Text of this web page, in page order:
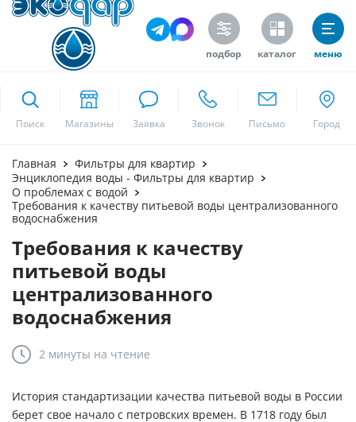
подбор каталог меню
Поиск
Москва
Главная
Фильтры для квартир
Энциклопедия воды - Фильтры для квартир
О проблемах с водой
Требования к качеству питьевой воды централизованного
водоснабжения
Требования к качеству
питьевой воды
централизованного
водоснабжения
2 минуты на чтение
История стандартизации качества питьевой воды в России
берет свое начало с петровских времен. В 1718 году был